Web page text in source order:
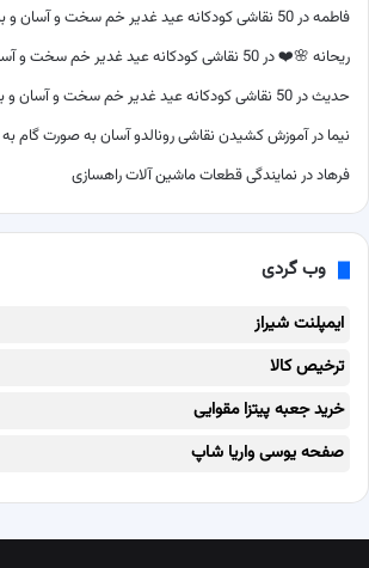
فاطمهدر50 نقاشی کودکانه عید غدیر خم سخت و آسان و برای رنگ آمیزی
ریحانه 🌸❤️در50 نقاشی کودکانه عید غدیر خم سخت و آسان و برای رنگ آمیزی
حدیثدر50 نقاشی کودکانه عید غدیر خم سخت و آسان و برای رنگ آمیزی
نیما درآموزش کشیدن نقاشی رونالدو آسان به صورت گام
فرهاددر نمایندگی قطعات ماشین آلات راهسازی
وب گردی
ایمپلنت شیراز
ترخیص کالا
خرید جعبه پیتزا مقوایی
صفحه یوسی واریا شاپ